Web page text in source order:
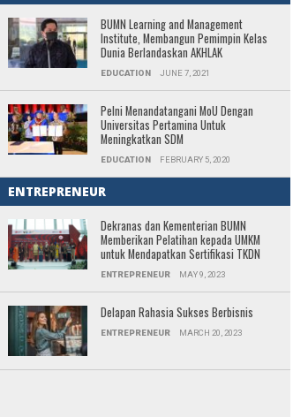
BUMN Learning and Management
Institute, Membangun Pemimpin Kelas
Dunia Berlandaskan AKHLAK
EDUCATION JUNE 7, 2021
Pelni Menandatangani MoU Dengan
Universitas Pertamina Untuk
Meningkatkan SDM
EDUCATION FEBRUARY 5, 2020
ENTREPRENEUR
Dekranas dan Kementerian BUMN
Memberikan Pelatihan kepada UMKM
untuk Mendapatkan Sertifikasi TKDN
ENTREPRENEUR MAY 9, 2023
Delapan Rahasia Sukses Berbisnis
ENTREPRENEUR MARCH 20, 2023